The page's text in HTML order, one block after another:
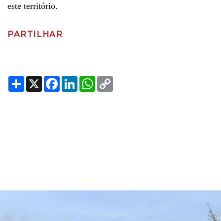
este território.
PARTILHAR
Share
X Facebook
LinkedInWhatsApp